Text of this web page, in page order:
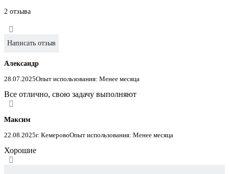
2 отзыва
Написать отзыв
Александр
28.07.2025Опыт использования: Менее месяца
Все отлично, свою задачу выполняют
Максим
22.08.2025г. КемеровоОпыт использования: Менее месяца
Хорошие